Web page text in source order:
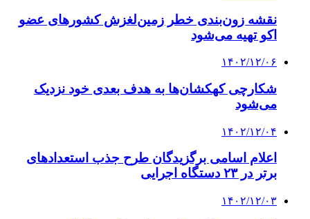
نقشه زون‌بندی خطر زمین‌لغزش کشورهای عضو
اکو تهیه می‌شود
۱۴۰۲/۱۲/۰۶
شکارچی کهکشان‌ها به هدف بعدی خود نزدیک
می‌شود
۱۴۰۲/۱۲/۰۴
اعلام اسامی برگزیدگان طرح جذب استعدادهای
برتر در ۲۳ دستگاه‌ اجرایی
۱۴۰۲/۱۲/۰۳